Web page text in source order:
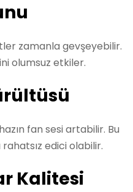
zamanla gevşeyebilir.
olumsuz etkiler.
fan sesi artabilir. Bu
edici olabilir.
Kalitesi